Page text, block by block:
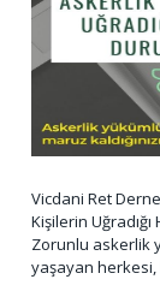
Vicdani Ret
Kişilerin
Zorunlu askerlik
yaşayan herkesi,